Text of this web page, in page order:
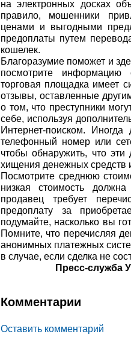
на электронных досках
правило, мошенники
ценами и выгодными
предоплаты путем
кошелек.
Благоразумие поможет и
посмотрите
торговая площадка имеет
отзывы, оставленные
о том, что преступники
себе, используя
Интернет-поиском.
телефонный номер или
чтобы обнаружить, что
хищения денежных средств
Посмотрите среднюю
низкая стоимость
продавец требует
предоплату за
подумайте, насколько вы
Помните, что перечисляя
анонимных платежных
в случае, если сделка не
Пресс-служба
Комментарии
Оставить комментарий